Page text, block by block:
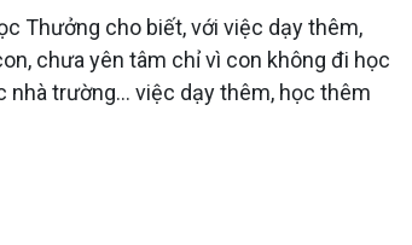
Thưởng cho biết, với việc dạy thêm,
chưa yên tâm chỉ vì con không đi học
nhà trường… việc dạy thêm, học thêm